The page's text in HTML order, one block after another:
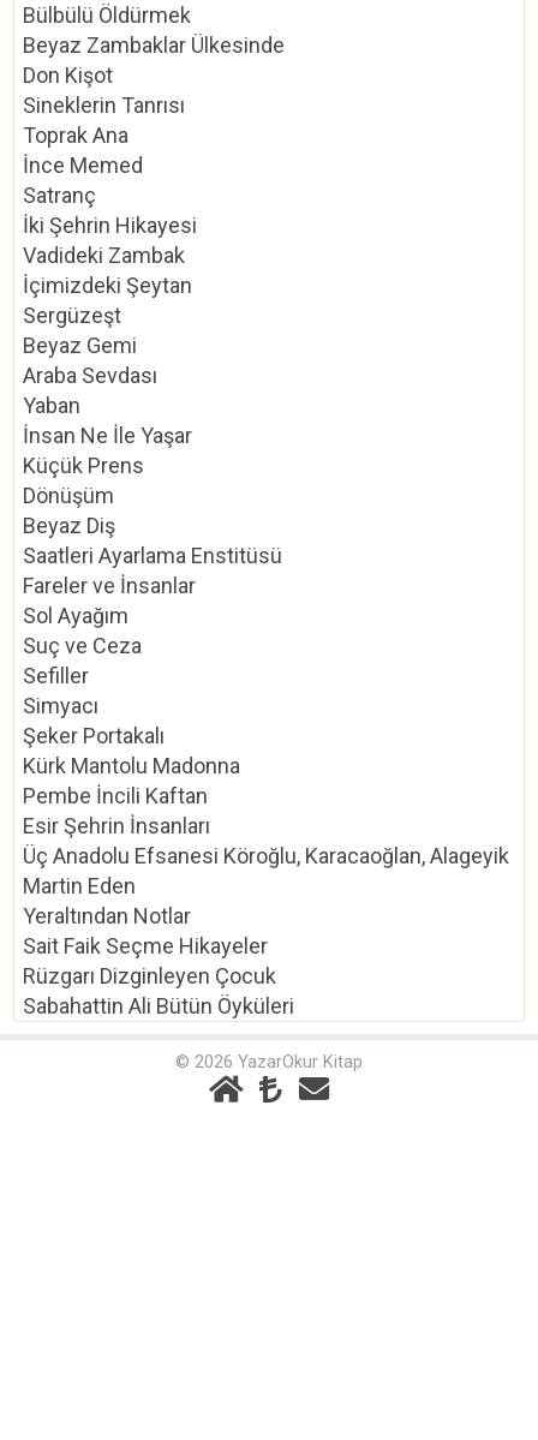
Bülbülü Öldürmek
Beyaz Zambaklar Ülkesinde
Don Kişot
Sineklerin Tanrısı
Toprak Ana
İnce Memed
Satranç
İki Şehrin Hikayesi
Vadideki Zambak
İçimizdeki Şeytan
Sergüzeşt
Beyaz Gemi
Araba Sevdası
Yaban
İnsan Ne İle Yaşar
Küçük Prens
Dönüşüm
Beyaz Diş
Saatleri Ayarlama Enstitüsü
Fareler ve İnsanlar
Sol Ayağım
Suç ve Ceza
Sefiller
Simyacı
Şeker Portakalı
Kürk Mantolu Madonna
Pembe İncili Kaftan
Esir Şehrin İnsanları
Üç Anadolu Efsanesi Köroğlu, Karacaoğlan, Alageyik
Martin Eden
Yeraltından Notlar
Sait Faik Seçme Hikayeler
Rüzgarı Dizginleyen Çocuk
Sabahattin Ali Bütün Öyküleri
© 2026 YazarOkur Kitap